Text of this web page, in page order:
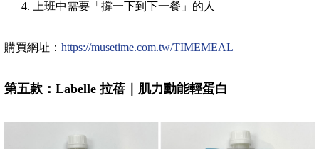
上班中需要「撐一下到下一餐」的人
購買網址： https://musetime.com.tw/TIMEMEAL
第五款：Labelle 拉蓓｜肌力動能輕蛋白